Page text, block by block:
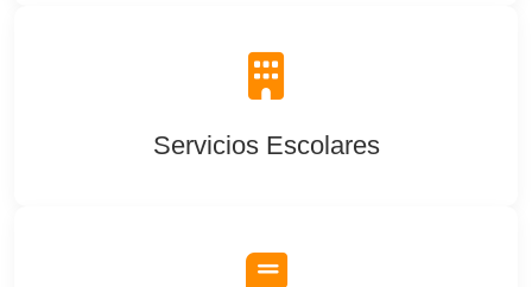
Servicios Escolares